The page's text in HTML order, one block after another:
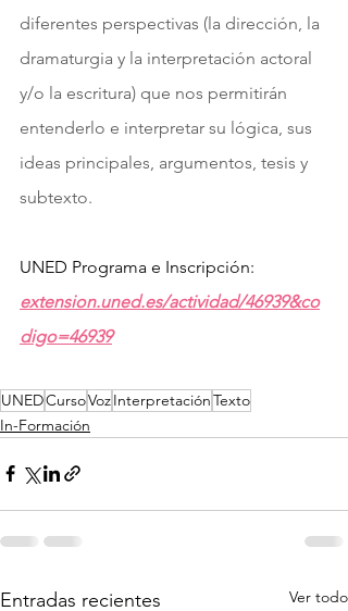
diferentes perspectivas (la dirección, la
dramaturgia y la interpretación actoral
y/o la escritura) que nos permitirán
entenderlo e interpretar su lógica, sus
ideas principales, argumentos, tesis y
subtexto.
UNED Programa e Inscripción:
extension.uned.es/actividad/46939&co
digo=46939
UNEDCursoVozInterpretaciónTexto
In-Formación
Entradas recientes Ver todo